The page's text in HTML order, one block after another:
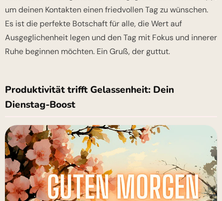
um deinen Kontakten einen friedvollen Tag zu wünschen.
Es ist die perfekte Botschaft für alle, die Wert auf
Ausgeglichenheit legen und den Tag mit Fokus und innerer
Ruhe beginnen möchten. Ein Gruß, der guttut.
Produktivität trifft Gelassenheit: Dein
Dienstag-Boost